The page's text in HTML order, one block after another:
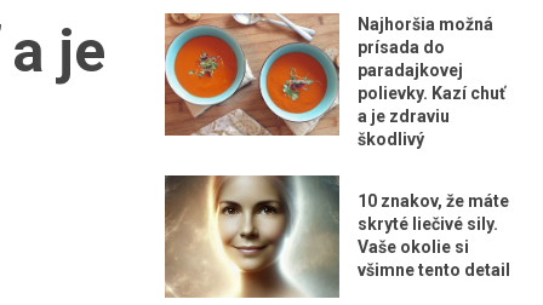
je
Najhoršia možná
prísada do
paradajkovej
polievky. Kazí chuť
a je zdraviu
škodlivý
10 znakov, že máte
skryté liečivé sily.
Vaše okolie si
všimne tento detail